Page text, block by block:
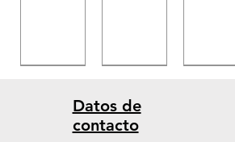
Datos de
contacto